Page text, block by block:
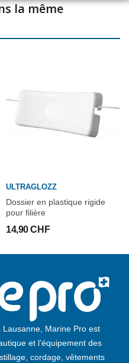
la même
ULTRAGLOZZ
Dossier en plastique rigide
pour filière
14,90 CHF
Marine Pro est
et l’équipement des
cordage, vêtements